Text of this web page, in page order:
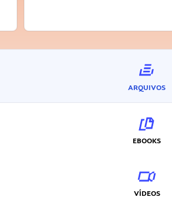
ARQUIVOS
EBOOKS
VÍDEOS